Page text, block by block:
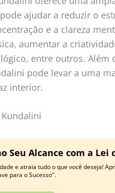
ajudar a reduzir o
e a clareza
aumentar a
entre outros. Além
pode levar a uma
interior.
Seu Alcance com a Lei
e atraia tudo o que você deseja!
para o Sucesso".